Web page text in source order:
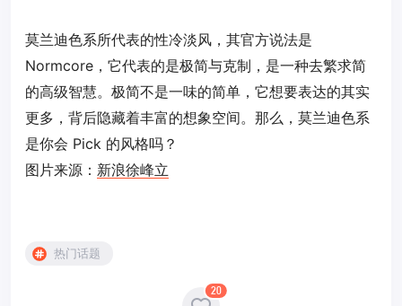
莫兰迪色系所代表的性冷淡风，其官方说法是
Normcore，它代表的是极简与克制，是一种去繁求简
的高级智慧。极简不是一味的简单，它想要表达的其实
更多，背后隐藏着丰富的想象空间。那么，莫兰迪色系
是你会 Pick 的风格吗？
图片来源： 新浪徐峰立
热门话题
20